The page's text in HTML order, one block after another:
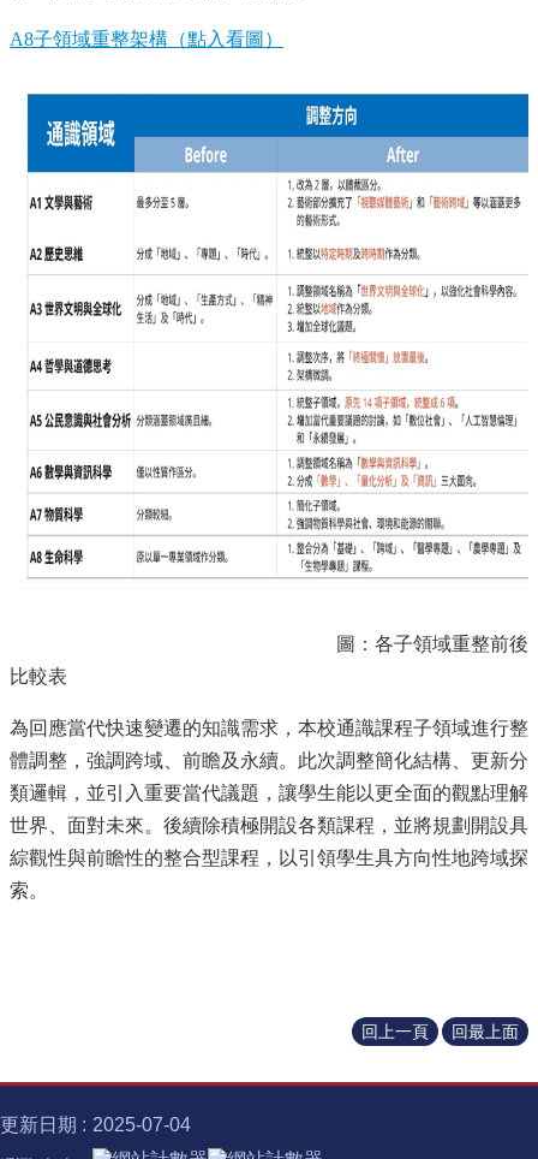
A8子領域重整架構（點入看圖）
圖：各子領域重整前後
比較表
為回應當代快速變遷的知識需求，本校通識課程子領域進行整
體調整，強調跨域、前瞻及永續。此次調整簡化結構、更新分
類邏輯，並引入重要當代議題，讓學生能以更全面的觀點理解
世界、面對未來。後續除積極開設各類課程，並將規劃開設具
綜觀性與前瞻性的整合型課程，以引領學生具方向性地跨域探
索。
回上一頁 回最上面
更新日期 2025-07-04